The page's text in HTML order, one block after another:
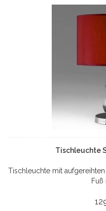
Tischleuchte
Tischleuchte mit
Fuß